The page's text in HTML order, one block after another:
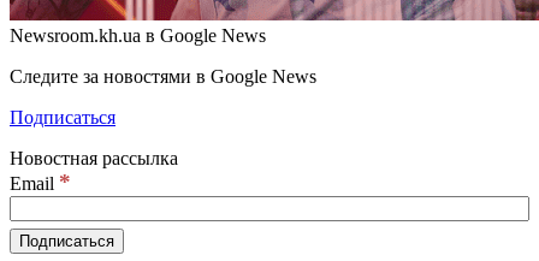
Newsroom.kh.ua в Google News
Следите за новостями в Google News
Подписаться
Новостная рассылка
Email *